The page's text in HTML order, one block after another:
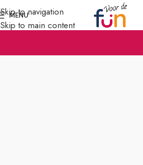
Skip to navigation
Skip to main content
MENU